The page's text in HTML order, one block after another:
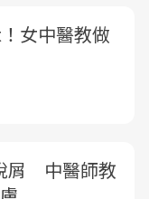
女中醫教做
屑 中醫師教